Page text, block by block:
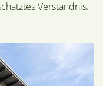
Verständnis.